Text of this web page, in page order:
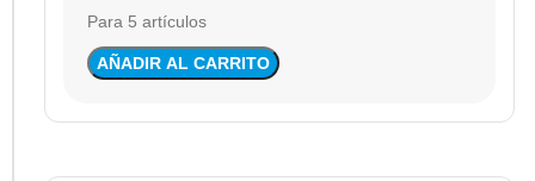
Para 5 artículos
AÑADIR AL CARRITO